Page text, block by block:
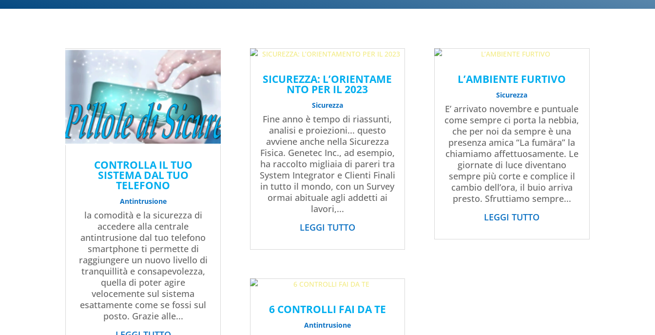
CONTROLLA IL TUO
SISTEMA DAL TUO
TELEFONO
Antintrusione
la comodità e la sicurezza di
accedere alla centrale
antintrusione dal tuo telefono
smartphone ti permette di
raggiungere un nuovo livello di
tranquillità e consapevolezza,
quella di poter agire
velocemente sul sistema
esattamente come se fossi sul
posto. Grazie alle...
SICUREZZA: L’ORIENTAME
NTO PER IL 2023
Sicurezza
Fine anno è tempo di riassunti,
analisi e proiezioni... questo
avviene anche nella Sicurezza
Fisica. Genetec Inc., ad esempio,
ha raccolto migliaia di pareri tra
System Integrator e Clienti Finali
in tutto il mondo, con un Survey
ormai abituale agli addetti ai
lavori,...
LEGGI TUTTO
6 CONTROLLI FAI DA TE
Antintrusione
L’AMBIENTE FURTIVO
Sicurezza
E’ arrivato novembre e puntuale
come sempre ci porta la nebbia,
che per noi da sempre è una
presenza amica “La fumära” la
chiamiamo affettuosamente. Le
giornate di luce diventano
sempre più corte e complice il
cambio dell’ora, il buio arriva
presto. Sfruttiamo sempre...
LEGGI TUTTO